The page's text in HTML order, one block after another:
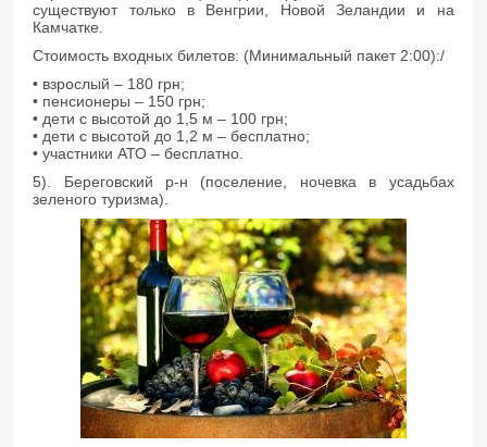
существуют только в Венгрии, Новой Зеландии и на
Камчатке.
Стоимость входных билетов: (Минимальный пакет 2:00):/
• взрослый – 180 грн;
• пенсионеры – 150 грн;
• дети с высотой до 1,5 м – 100 грн;
• дети с высотой до 1,2 м – бесплатно;
• участники АТО – бесплатно.
5). Береговский р-н (поселение, ночевка в усадьбах
зеленого туризма).